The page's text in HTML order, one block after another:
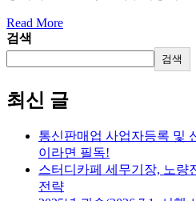
Read More
검색
검색
최신 글
통신판매업 사업자등록 및
이라면 필독!
스터디카페 세무기장, 노량
전략